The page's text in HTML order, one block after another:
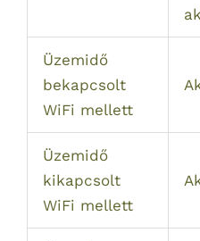
Üzemidő
bekapcsolt
WiFi mellett
Üzemidő
kikapcsolt
WiFi mellett